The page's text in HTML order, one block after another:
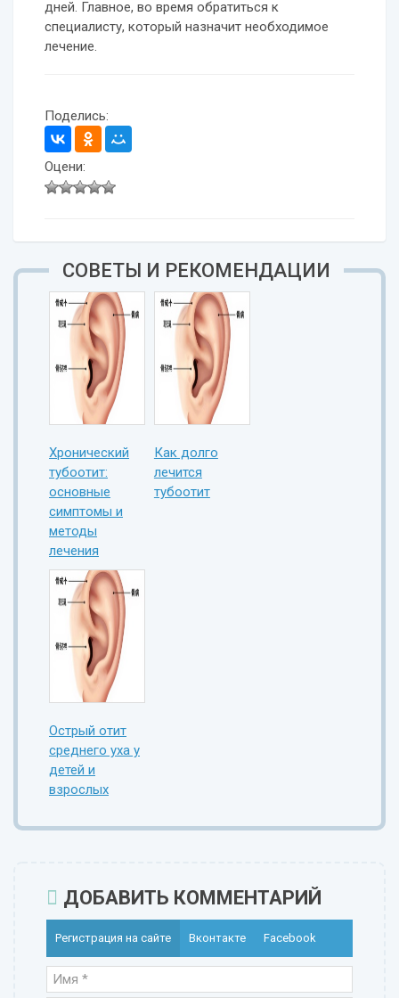
дней. Главное, во время обратиться к
специалисту, который назначит необходимое
лечение.
Поделись:
Оцени:
СОВЕТЫ И РЕКОМЕНДАЦИИ
Хронический
тубоотит:
основные
симптомы и
методы
лечения
Как долго
лечится
тубоотит
Острый отит
среднего уха у
детей и
взрослых
ДОБАВИТЬ КОММЕНТАРИЙ
Регистрация на сайте Вконтакте Facebook